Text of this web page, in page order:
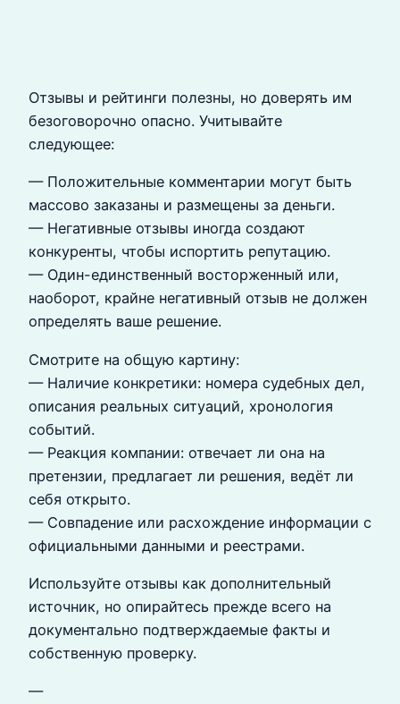
Отзывы и рейтинги полезны, но доверять им
безоговорочно опасно. Учитывайте
следующее:
— Положительные комментарии могут быть
массово заказаны и размещены за деньги.
— Негативные отзывы иногда создают
конкуренты, чтобы испортить репутацию.
— Один-единственный восторженный или,
наоборот, крайне негативный отзыв не должен
определять ваше решение.
Смотрите на общую картину:
— Наличие конкретики: номера судебных дел,
описания реальных ситуаций, хронология
событий.
— Реакция компании: отвечает ли она на
претензии, предлагает ли решения, ведёт ли
себя открыто.
— Совпадение или расхождение информации с
официальными данными и реестрами.
Используйте отзывы как дополнительный
источник, но опирайтесь прежде всего на
документально подтверждаемые факты и
собственную проверку.
—